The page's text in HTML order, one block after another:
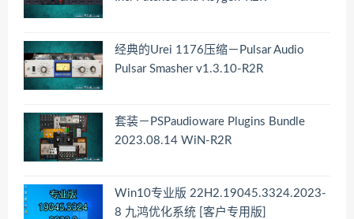
经典的Urei 1176压缩－Pulsar Audio
Pulsar Smasher v1.3.10-R2R
套装－PSPaudioware Plugins Bundle
2023.08.14 WiN-R2R
Win10专业版 22H2.19045.3324.2023-
8 九鸿优化系统 [客户专用版]